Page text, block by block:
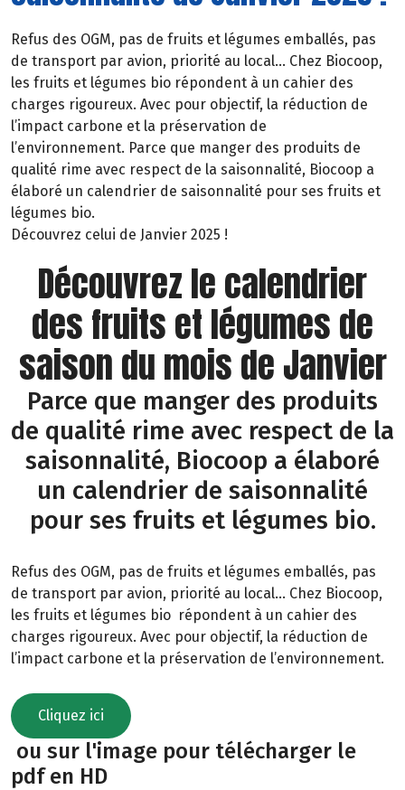
Refus des OGM, pas de fruits et légumes emballés, pas
de transport par avion, priorité au local… Chez Biocoop,
les fruits et légumes bio répondent à un cahier des
charges rigoureux. Avec pour objectif, la réduction de
l’impact carbone et la préservation de
l’environnement. Parce que manger des produits de
qualité rime avec respect de la saisonnalité, Biocoop a
élaboré un calendrier de saisonnalité pour ses fruits et
légumes bio.
Découvrez celui de Janvier 2025 !
Découvrez le calendrier
des fruits et légumes de
saison du mois de Janvier
Parce que manger des produits
de qualité rime avec respect de la
saisonnalité, Biocoop a élaboré
un calendrier de saisonnalité
pour ses fruits et légumes bio.
Refus des OGM, pas de fruits et légumes emballés, pas
de transport par avion, priorité au local… Chez Biocoop,
les fruits et légumes bio répondent à un cahier des
charges rigoureux. Avec pour objectif, la réduction de
l’impact carbone et la préservation de l’environnement.
Cliquez ici
ou sur l'image pour télécharger le
pdf en HD